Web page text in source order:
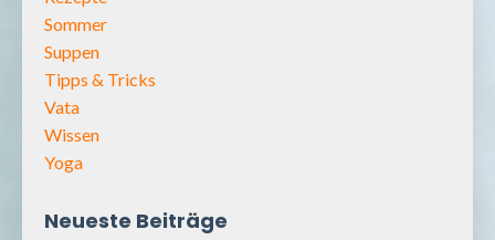
Sommer
Suppen
Tipps & Tricks
Vata
Wissen
Yoga
Neueste Beiträge